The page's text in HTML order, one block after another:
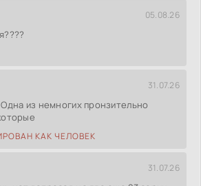
05.08.26
31.07.26
из немногих пронзительно
КАК ЧЕЛОВЕК
31.07.26